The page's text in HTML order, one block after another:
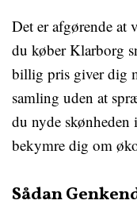
Det er afgørende at
du køber Klarborg
billig pris giver dig
samling uden at
du nyde skønheden
bekymre dig om
Sådan